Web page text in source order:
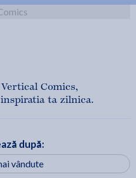
Comics,
ta zilnica.
după:
vândute